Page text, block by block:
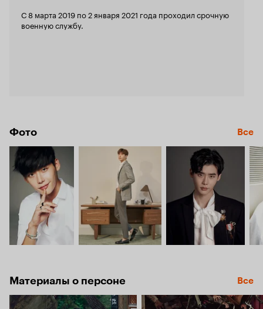
С 8 марта 2019 по 2 января 2021 года проходил срочную
военную службу.
Фото Все
Материалы о персоне Все